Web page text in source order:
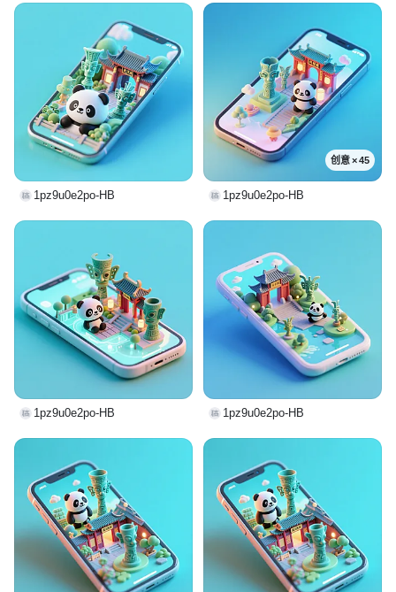
1pz9u0e2po-HB
创意 × 45
1pz9u0e2po-HB
1pz9u0e2po-HB 1pz9u0e2po-HB